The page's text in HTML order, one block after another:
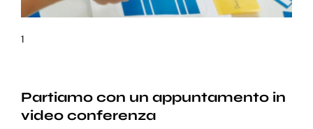
1
Partiamo con un appuntamento in
video conferenza